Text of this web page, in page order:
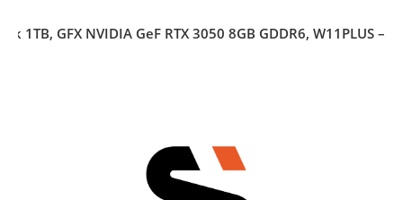
1TB, GFX NVIDIA GeF RTX 3050 8GB GDDR6, W11PLUS –